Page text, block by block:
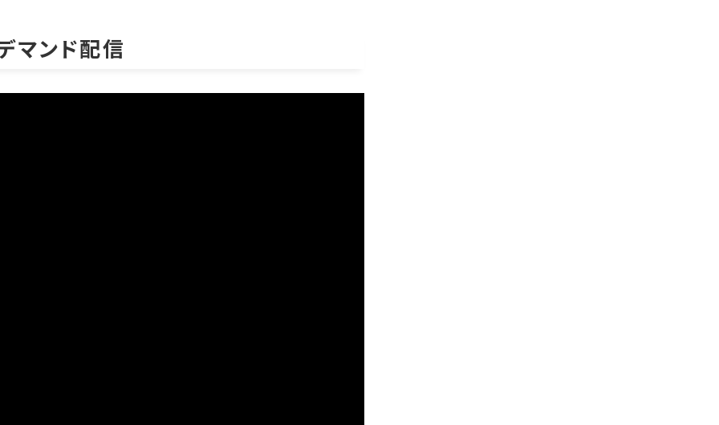
マンド配信